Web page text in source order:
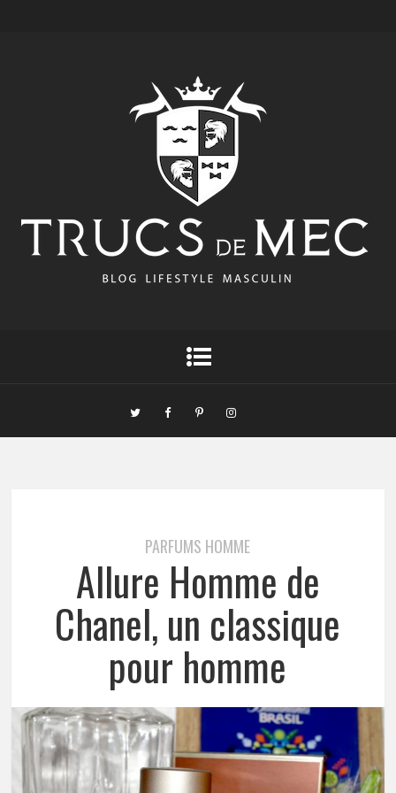
PARFUMS HOMME
Allure Homme de
Chanel, un classique
pour homme